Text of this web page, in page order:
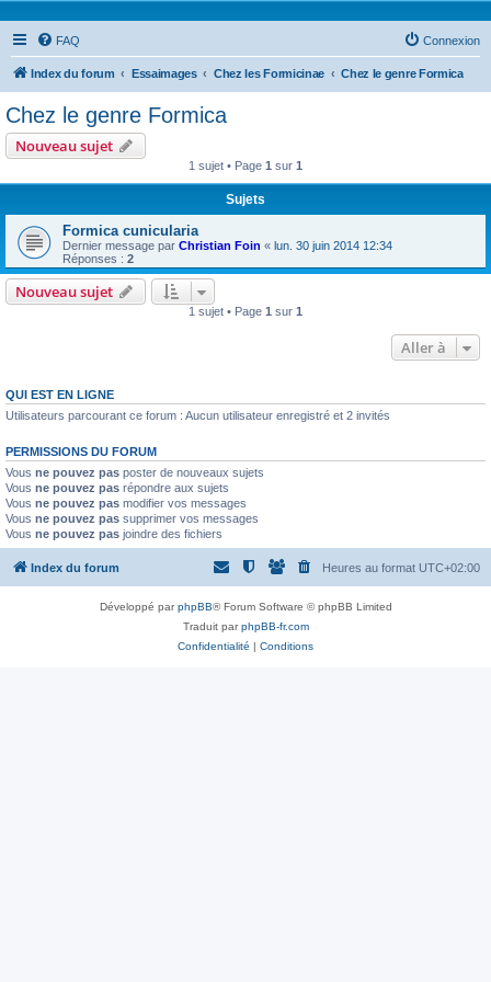
FAQ Connexion
Index du forum Essaimages Chez les Formicinae Chez le genre Formica
Chez le genre Formica
Nouveau sujet
1 sujet • Page 1 sur 1
Sujets
Formica cunicularia
Dernier message par Christian Foin « lun. 30 juin 2014 12:34
Réponses : 2
Nouveau sujet
1 sujet • Page 1 sur 1
Aller à
QUI EST EN LIGNE
Utilisateurs parcourant ce forum : Aucun utilisateur enregistré et 2 invités
PERMISSIONS DU FORUM
Vous ne pouvez pas poster de nouveaux sujets
Vous ne pouvez pas répondre aux sujets
Vous ne pouvez pas modifier vos messages
Vous ne pouvez pas supprimer vos messages
Vous ne pouvez pas joindre des fichiers
Index du forum Heures au format UTC+02:00
Développé parphpBB® Forum Software © phpBB Limited
Traduit parphpBB-fr.com
Confidentialité | Conditions